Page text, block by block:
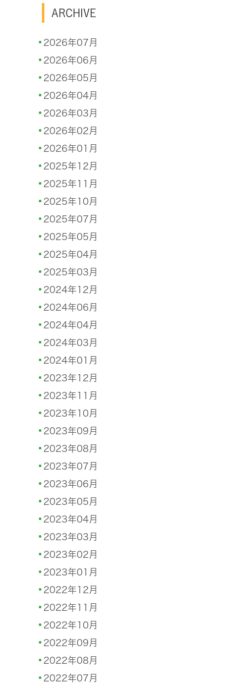
ARCHIVE
2026年07月
2026年06月
2026年05月
2026年04月
2026年03月
2026年02月
2026年01月
2025年12月
2025年11月
2025年10月
2025年07月
2025年05月
2025年04月
2025年03月
2024年12月
2024年06月
2024年04月
2024年03月
2024年01月
2023年12月
2023年11月
2023年10月
2023年09月
2023年08月
2023年07月
2023年06月
2023年05月
2023年04月
2023年03月
2023年02月
2023年01月
2022年12月
2022年11月
2022年10月
2022年09月
2022年08月
2022年07月